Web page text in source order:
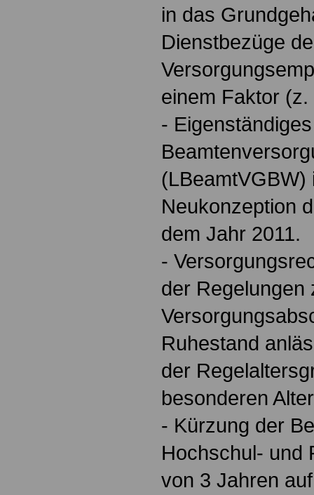
in das
Dienstbezüge
einem Faktor
- Eigenständiges
Neukonzeption
dem Jahr 2011.
-
der Regelungen
Ruhestand
der
besonderen
- Kürzung der
Hochschul- und
von 3 Jahren